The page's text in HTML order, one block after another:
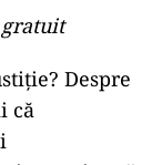
Despre
că